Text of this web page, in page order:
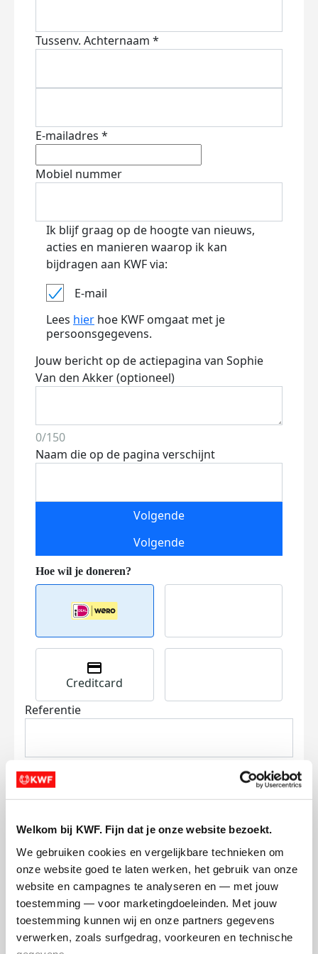
Welkom bij KWF. Fijn dat je onze website bezoekt.
We gebruiken cookies en vergelijkbare technieken om
onze website goed te laten werken, het gebruik van onze
website en campagnes te analyseren en — met jouw
toestemming — voor marketingdoeleinden. Met jouw
toestemming kunnen wij en onze partners gegevens
verwerken, zoals surfgedrag, voorkeuren en technische
Tussenv. Achternaam *
E-mailadres *
Mobiel nummer
Ik blijf graag op de hoogte van nieuws,
acties en manieren waarop ik kan
bijdragen aan KWF via:
E-mail
Lees hier hoe KWF omgaat met je
persoonsgegevens.
Jouw bericht op de actiepagina van Sophie
Van den Akker (optioneel)
0/150
Naam die op de pagina verschijnt
Volgende
Volgende
Creditcard
Referentie
en betaal €0.75 extra.
Doneer nu